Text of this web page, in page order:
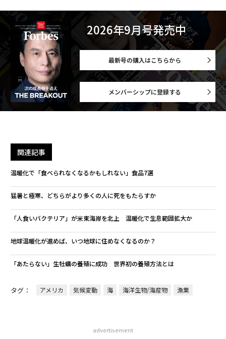
2026年9月号発売中
最新号の購入はこちらから
メンバーシップに登録する
関連記事
温暖化で「食べられなくなるかもしれない」食品7選
猛暑と極寒、どちらがより多くの人に死をもたらすか
「人食いバクテリア」が米東海岸を北上 温暖化で生息範囲拡大か
地球温暖化が進めば、いつ地球に住めなくなるのか？
「あたらない」生牡蠣の養殖に成功 世界初の養殖方法とは
タグ： アメリカ 気候変動 海 海洋生物/海産物 漁業
advertisement